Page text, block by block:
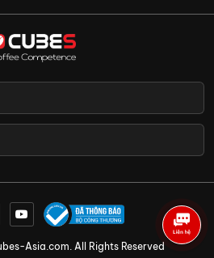
thơm ngon. Nếu không sử dụng
qua filter quá nhanh, không giữ
này khiến cà phê không đủ thời
vị đắng, thiếu chua, lớp crema
sử dụng Tamper, bạn nên dùng
bề mặt phẳng trên bột cà phê.
số loại tamper phổ biến như sau:
đơn giản với một đế nén phẳng
Loại này dễ sử dụng, giá cả phải
Asia.com. All Rights Reserved